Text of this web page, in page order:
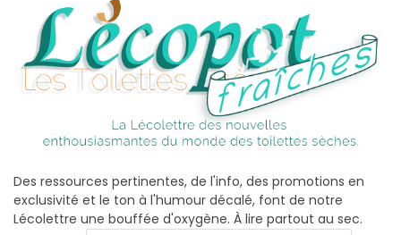
Des ressources pertinentes, de l'info, des promotions en
exclusivité et le ton à l'humour décalé, font de notre
Lécolettre une bouffée d'oxygène. À lire partout au sec.